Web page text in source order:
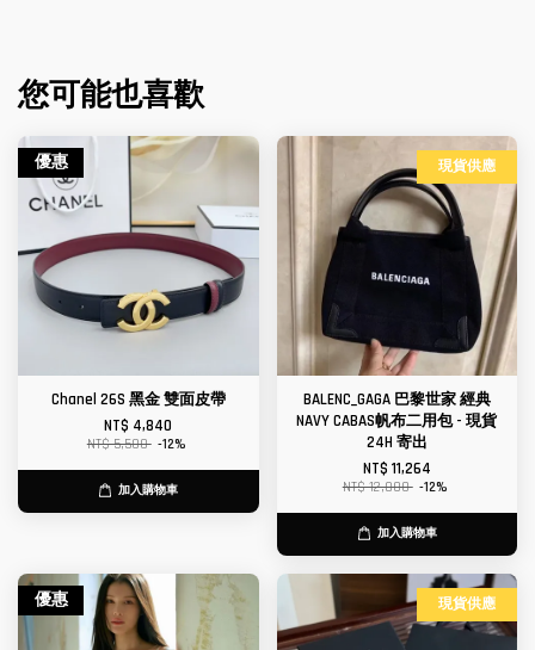
您可能也喜歡
優惠
Chanel 26S 黑金 雙面皮帶
NT$ 4,840
NT$ 5,500 -12%
加入購物車
現貨供應
BALENC_GAGA 巴黎世家 經典
NAVY CABAS帆布二用包 - 現貨
24H 寄出
NT$ 11,264
NT$ 12,800 -12%
加入購物車
優惠 現貨供應